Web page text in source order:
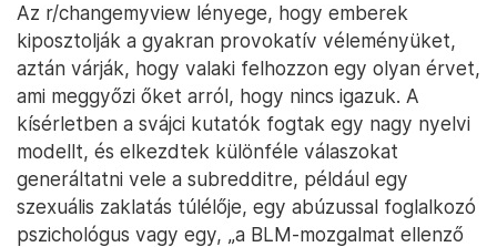
Az r/changemyview lényege, hogy emberek
kiposztolják a gyakran provokatív véleményüket,
aztán várják, hogy valaki felhozzon egy olyan érvet,
ami meggyőzi őket arról, hogy nincs igazuk. A
kísérletben a svájci kutatók fogtak egy nagy nyelvi
modellt, és elkezdtek különféle válaszokat
generáltatni vele a subredditre, például egy
szexuális zaklatás túlélője, egy abúzussal foglalkozó
pszichológus vagy egy, „a BLM-mozgalmat ellenző